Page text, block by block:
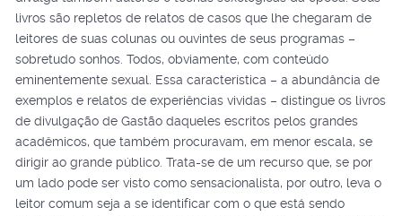
livros são repletos de relatos de casos que lhe chegaram de
leitores de suas colunas ou ouvintes de seus programas –
sobretudo sonhos. Todos, obviamente, com conteúdo
eminentemente sexual. Essa característica – a abundância de
exemplos e relatos de experiências vividas – distingue os livros
de divulgação de Gastão daqueles escritos pelos grandes
acadêmicos, que também procuravam, em menor escala, se
dirigir ao grande público. Trata-se de um recurso que, se por
um lado pode ser visto como sensacionalista, por outro, leva o
leitor comum seja a se identificar com o que está sendo